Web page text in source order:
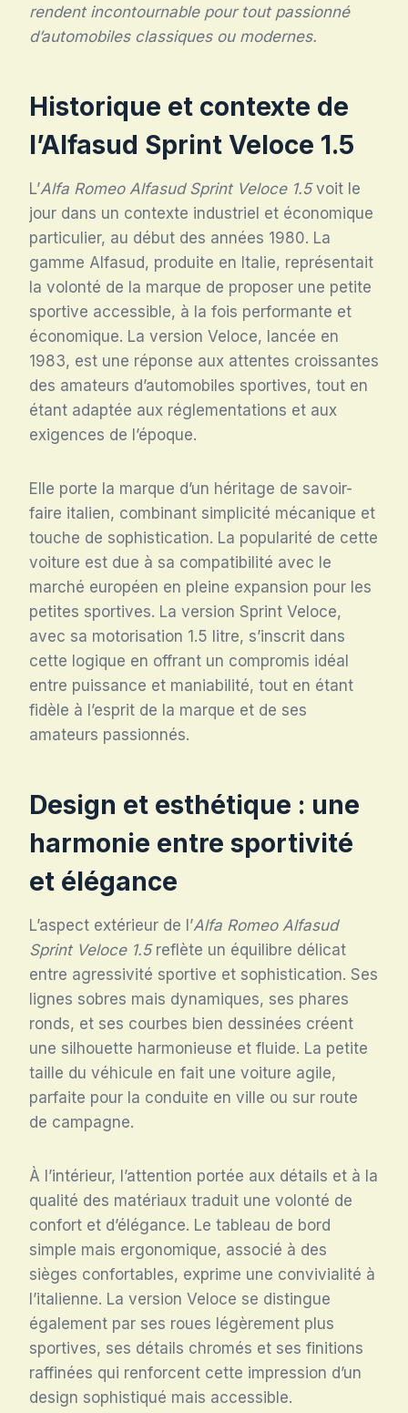
rendent incontournable pour tout passionné
d’automobiles classiques ou modernes.
Historique et contexte de
l’Alfasud Sprint Veloce 1.5
L’Alfa Romeo Alfasud Sprint Veloce 1.5voit le
jour dans un contexte industriel et économique
particulier, au début des années 1980. La
gamme Alfasud, produite en Italie, représentait
la volonté de la marque de proposer une petite
sportive accessible, à la fois performante et
économique. La version Veloce, lancée en
1983, est une réponse aux attentes croissantes
des amateurs d’automobiles sportives, tout en
étant adaptée aux réglementations et aux
exigences de l’époque.
Elle porte la marque d’un héritage de savoir-
faire italien, combinant simplicité mécanique et
touche de sophistication. La popularité de cette
voiture est due à sa compatibilité avec le
marché européen en pleine expansion pour les
petites sportives. La version Sprint Veloce,
avec sa motorisation 1.5 litre, s’inscrit dans
cette logique en offrant un compromis idéal
entre puissance et maniabilité, tout en étant
fidèle à l’esprit de la marque et de ses
amateurs passionnés.
Design et esthétique : une
harmonie entre sportivité
et élégance
L’aspect extérieur de l’Alfa Romeo Alfasud
Sprint Veloce 1.5reflète un équilibre délicat
entre agressivité sportive et sophistication. Ses
lignes sobres mais dynamiques, ses phares
ronds, et ses courbes bien dessinées créent
une silhouette harmonieuse et fluide. La petite
taille du véhicule en fait une voiture agile,
parfaite pour la conduite en ville ou sur route
de campagne.
À l’intérieur, l’attention portée aux détails et à la
qualité des matériaux traduit une volonté de
confort et d’élégance. Le tableau de bord
simple mais ergonomique, associé à des
sièges confortables, exprime une convivialité à
l’italienne. La version Veloce se distingue
également par ses roues légèrement plus
sportives, ses détails chromés et ses finitions
raffinées qui renforcent cette impression d’un
design sophistiqué mais accessible.